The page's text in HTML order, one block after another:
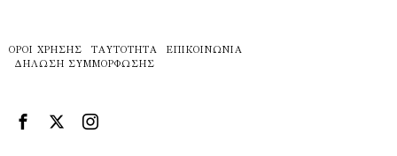
ΌΡΟΙ ΧΡΉΣΗΣ ΤΑΥΤΌΤΗΤΑ
ΕΠΙΚΟΙΝΩΝΊΑ
ΔΉΛΩΣΗ ΣΥΜΜΌΡΦΩΣΗΣ